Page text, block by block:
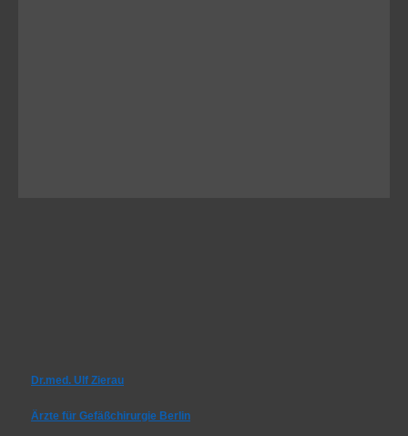
Dr.med. Ulf Zierau
Ärzte für Gefäßchirurgie Berlin